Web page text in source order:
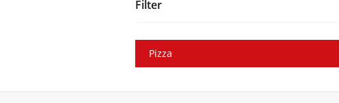
Filter
Pizza